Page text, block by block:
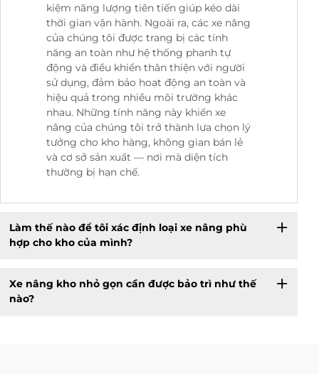
kiệm năng lượng tiên tiến giúp kéo dài
thời gian vận hành. Ngoài ra, các xe nâng
của chúng tôi được trang bị các tính
năng an toàn như hệ thống phanh tự
động và điều khiển thân thiện với người
sử dụng, đảm bảo hoạt động an toàn và
hiệu quả trong nhiều môi trường khác
nhau. Những tính năng này khiến xe
nâng của chúng tôi trở thành lựa chọn lý
tưởng cho kho hàng, không gian bán lẻ
và cơ sở sản xuất — nơi mà diện tích
thường bị hạn chế.
Làm thế nào để tôi xác định loại xe nâng phù
hợp cho kho của mình?
Xe nâng kho nhỏ gọn cần được bảo trì như thế
nào?